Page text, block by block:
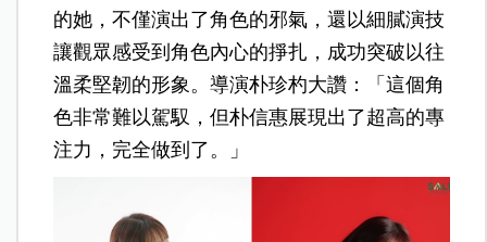
的她，不僅演出了角色的邪氣，還以細膩演技
讓觀眾感受到角色內心的掙扎，成功突破以往
溫柔堅韌的形象。導演朴珍杓大讚：「這個角
色非常難以駕馭，但朴信惠展現出了超高的專
注力，完全做到了。」